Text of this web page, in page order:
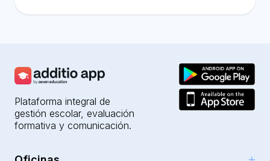
Plataforma integral de
gestión escolar, evaluación
formativa y comunicación.